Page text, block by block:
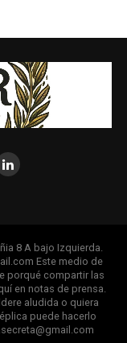
8 A bajo Izquierda.
Este medio de
porqué compartir las
en notas de prensa.
aludida o quiera
puede hacerlo